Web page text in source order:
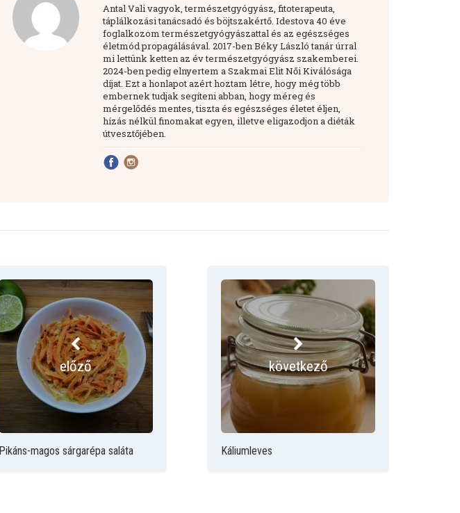
Antal Vali vagyok, természetgyógyász, fitoterapeuta,
táplálkozási tanácsadó és böjtszakértő. Idestova 40 éve
foglalkozom természetgyógyászattal és az egészséges
életmód propagálásával. 2017-ben Béky László tanár úrral
mi lettünk ketten az év természetgyógyász szakemberei.
2024-ben pedig elnyertem a Szakmai Elit Női Kiválósága
díjat. Ezt a honlapot azért hoztam létre, hogy még több
embernek tudjak segíteni abban, hogy méreg és
mérgelődés mentes, tiszta és egészséges életet éljen,
hízás nélkül finomakat egyen, illetve eligazodjon a diéták
útvesztőjében.
előző
Pikáns-magos sárgarépa saláta
következő
Káliumleves